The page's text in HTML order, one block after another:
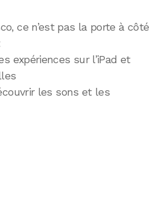
ce n’est pas la porte à côté
expériences sur l’iPad et
les sons et les